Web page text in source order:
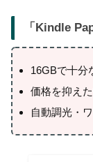
「 Kindle
16GBで十分
価格を抑え
自動調光・